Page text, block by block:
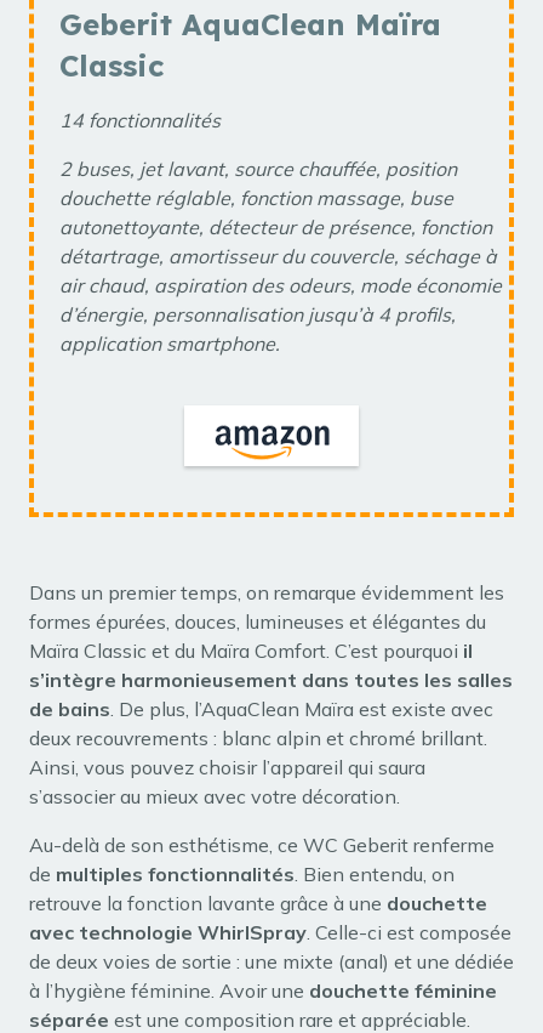
Geberit AquaClean Maïra
Classic
14 fonctionnalités
2 buses, jet lavant, source chauffée, position
douchette réglable, fonction massage, buse
autonettoyante, détecteur de présence, fonction
détartrage, amortisseur du couvercle, séchage à
air chaud, aspiration des odeurs, mode économie
d’énergie, personnalisation jusqu’à 4 profils,
application smartphone.
Dans un premier temps, on remarque évidemment les
formes épurées, douces, lumineuses et élégantes du
Maïra Classic et du Maïra Comfort. C’est pourquoi il
s’intègre harmonieusement dans toutes les salles
de bains . De plus, l’AquaClean Maïra est existe avec
deux recouvrements : blanc alpin et chromé brillant.
Ainsi, vous pouvez choisir l’appareil qui saura
s’associer au mieux avec votre décoration.
Au-delà de son esthétisme, ce WC Geberit renferme
de multiples fonctionnalités . Bien entendu, on
retrouve la fonction lavante grâce à une douchette
avec technologie WhirlSpray . Celle-ci est composée
de deux voies de sortie : une mixte (anal) et une dédiée
à l’hygiène féminine. Avoir une douchette féminine
séparée est une composition rare et appréciable.